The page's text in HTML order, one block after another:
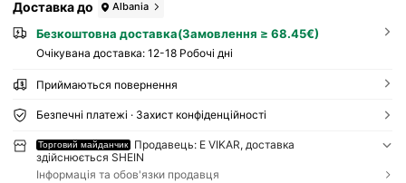
Доставка до Albania
Безкоштовна доставка(Замовлення ≥ 68.45€)
Очікувана доставка: 12-18 Робочі дні
Приймаються повернення
Безпечні платежі · Захист конфіденційності
Торговий майданчик
Продавець: E VIKAR, доставка
здійснюється SHEIN
Інформація та обов'язки продавця